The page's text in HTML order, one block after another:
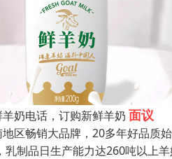
奶电话，订购新鲜羊奶 面议
区畅销大品牌，20多年好品质
乳制品日生产能力达260吨以上